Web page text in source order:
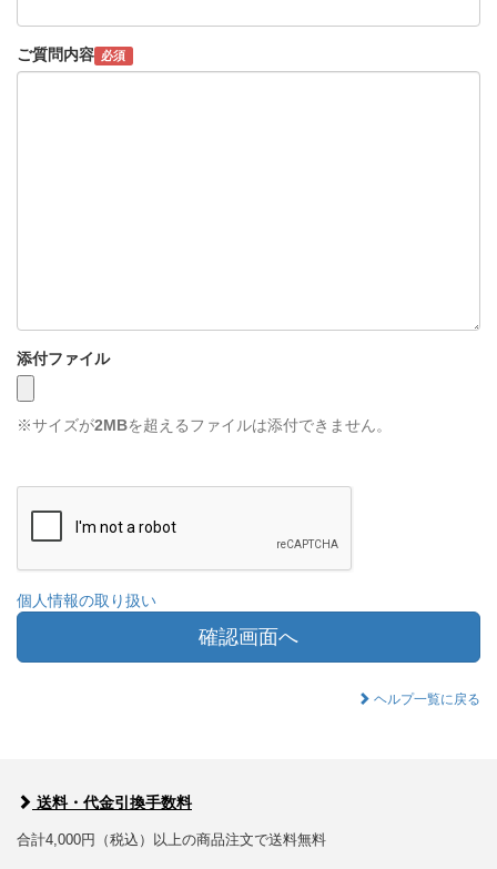
ご質問内容 必須
添付ファイル
※サイズが2MBを超えるファイルは添付できません。
個人情報の取り扱い
確認画面へ
ヘルプ一覧に戻る
送料・代金引換手数料
合計4,000円（税込）以上の商品注文で送料無料